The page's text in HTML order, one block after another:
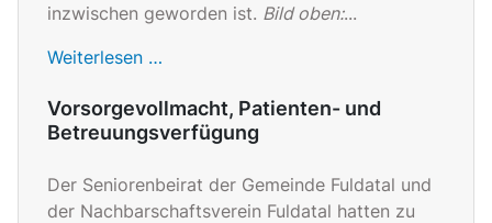
inzwischen geworden ist. Bild oben:...
Weiterlesen …
Vorsorgevollmacht, Patienten- und
Betreuungsverfügung
Der Seniorenbeirat der Gemeinde Fuldatal und
der Nachbarschaftsverein Fuldatal hatten zu